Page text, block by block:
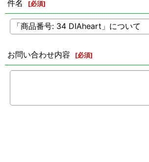
件名 [必須]
お問い合わせ内容 [必須]